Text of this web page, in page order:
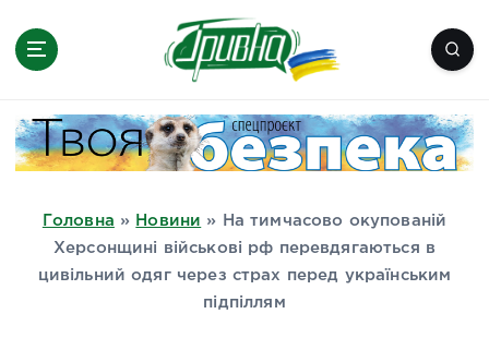
Миколаїв, Одеса, Мелітополь
Головна » Новини »
На тимчасово окупованій
Херсонщині військові рф перевдягаються в
цивільний одяг через страх перед українським
підпіллям